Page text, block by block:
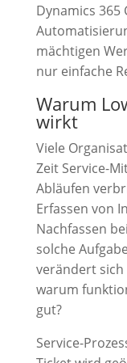
Dynamics 365
mächtigen
nur einfache
Warum
wirkt
Viele
Zeit Service-
Abläufen
Erfassen von
Nachfassen
solche
verändert
warum
gut?
Service-